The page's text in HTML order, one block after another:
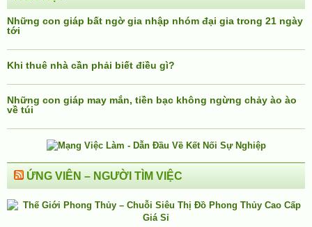
Những con giáp bất ngờ gia nhập nhóm đại gia trong 21 ngày
tới
Khi thuê nhà cần phải biết điều gì?
Những con giáp may mắn, tiền bạc không ngừng chảy ào ào
về túi
ỨNG VIÊN – NGƯỜI TÌM VIỆC